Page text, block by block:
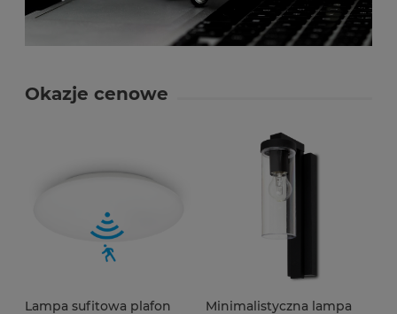
Okazje cenowe
Lampa sufitowa plafon
Minimalistyczna lampa